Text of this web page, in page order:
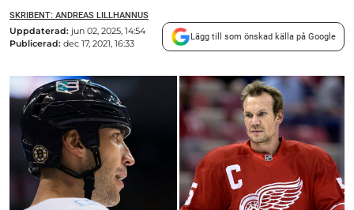
SKRIBENT: ANDREAS LILLHANNUS
Uppdaterad: jun 02, 2025, 14:54
Publicerad: dec 17, 2021, 16:33
Lägg till som önskad källa på Google